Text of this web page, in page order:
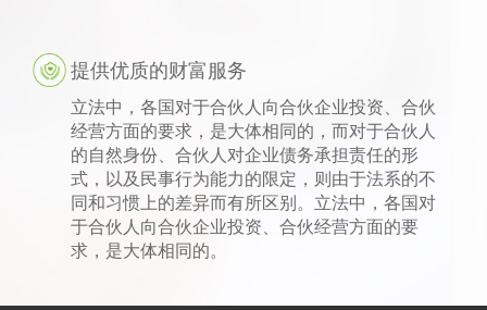
提供优质的财富服务
立法中，各国对于合伙人向合伙企业投资、合伙
经营方面的要求，是大体相同的，而对于合伙人
的自然身份、合伙人对企业债务承担责任的形
式，以及民事行为能力的限定，则由于法系的不
同和习惯上的差异而有所区别。立法中，各国对
于合伙人向合伙企业投资、合伙经营方面的要
求，是大体相同的。